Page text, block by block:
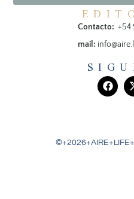
Contacto: +54
mail: